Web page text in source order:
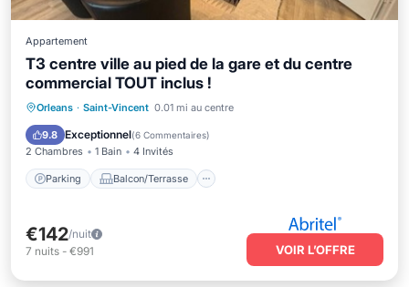
Appartement
T3 centre ville au pied de la gare et du centre
commercial TOUT inclus !
Orleans · Saint-Vincent 0.01 mi au centre
9.8 Exceptionnel(6 Commentaires)
2 Chambres 1 Bain 4 Invités
Parking Balcon/Terrasse
Parking Balcon/Terrasse
Internet
€142/nuit
7 nuits - €991 VOIR L’OFFRE